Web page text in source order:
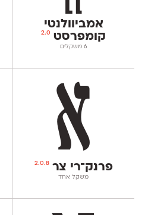
אמביוולנטי
קומפרסט
2.0
‫6 משקלים
פרנק־רי צר2.0.8
משקל אחד